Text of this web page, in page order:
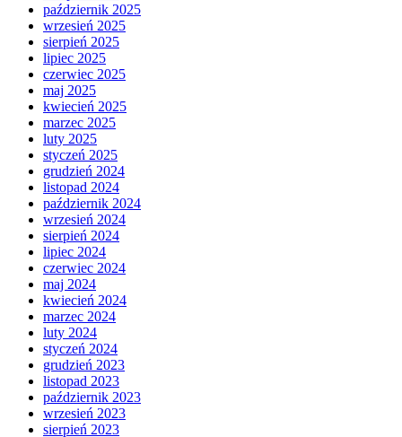
październik 2025
wrzesień 2025
sierpień 2025
lipiec 2025
czerwiec 2025
maj 2025
kwiecień 2025
marzec 2025
luty 2025
styczeń 2025
grudzień 2024
listopad 2024
październik 2024
wrzesień 2024
sierpień 2024
lipiec 2024
czerwiec 2024
maj 2024
kwiecień 2024
marzec 2024
luty 2024
styczeń 2024
grudzień 2023
listopad 2023
październik 2023
wrzesień 2023
sierpień 2023